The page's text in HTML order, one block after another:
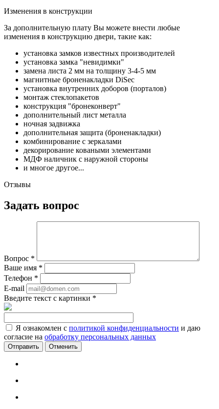
Изменения в конструкции
За дополнительную плату Вы можете внести любые
изменения в конструкцию двери, такие как:
установка замков известных производителей
установка замка "невидимки"
замена листа 2 мм на толщину 3-4-5 мм
магнитные броненакладки DiSec
установка внутренних доборов (порталов)
монтаж стеклопакетов
конструкция "бронеконверт"
дополнительный лист металла
ночная задвижка
дополнительная защита (броненакладки)
комбинирование с зеркалами
декорирование коваными элементами
МДФ наличник с наружной стороны
и многое другое...
Отзывы
Задать вопрос
Вопрос *
Ваше имя *
Телефон *
E-mail
Введите текст с картинки *
Я ознакомлен с политикой конфиденциальности и даю
согласие на обработку персональных данных
Отменить